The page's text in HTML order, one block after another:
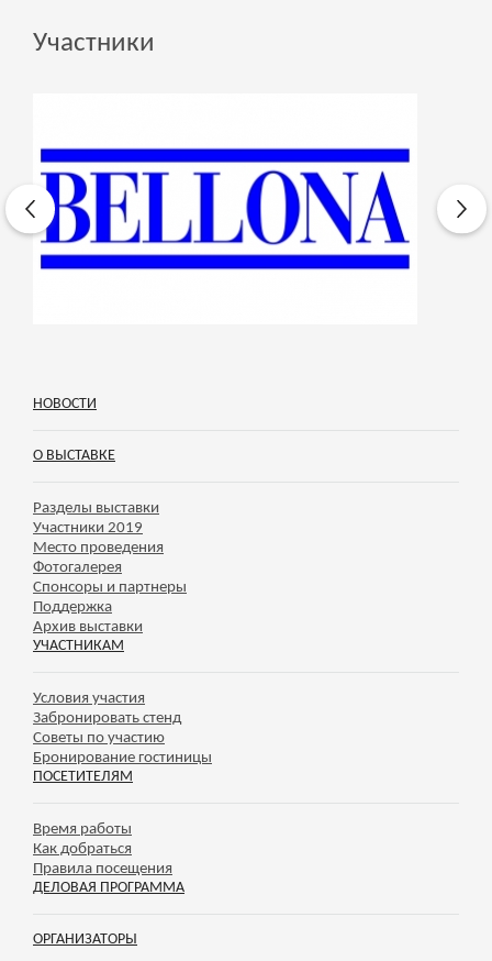
Участники
НОВОСТИ
О ВЫСТАВКЕ
Разделы выставки
Участники 2019
Место проведения
Фотогалерея
Спонсоры и партнеры
Поддержка
Архив выставки
УЧАСТНИКАМ
Условия участия
Забронировать стенд
Советы по участию
Бронирование гостиницы
ПОСЕТИТЕЛЯМ
Время работы
Как добраться
Правила посещения
ДЕЛОВАЯ ПРОГРАММА
ОРГАНИЗАТОРЫ